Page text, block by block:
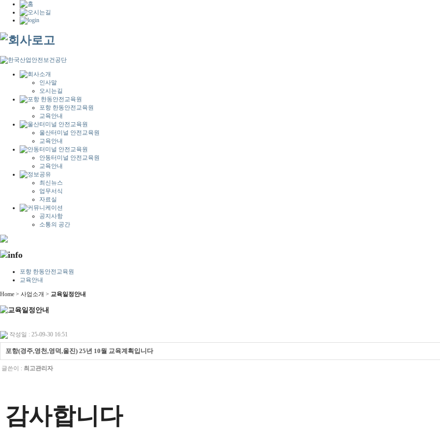
인사말
오시는길
포항 한동안전교육원
교육안내
울산터미널 안전교육원
교육안내
안동터미널 안전교육원
교육안내
최신뉴스
업무서식
자료실
공지사항
소통의 공간
포항 한동안전교육원
교육안내
Home > 사업소개 > 교육일정안내
작성일 : 25-09-30 16:51
포항(경주,영천,영덕,울진) 25년 10월 교육계획입니다
글쓴이 : 최고관리자
감사합니다